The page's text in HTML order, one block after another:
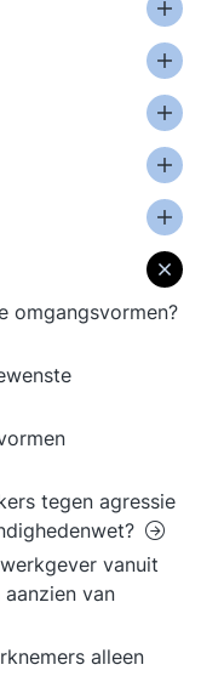
omgangsvormen?
tegen agressie
vanuit
van
alleen